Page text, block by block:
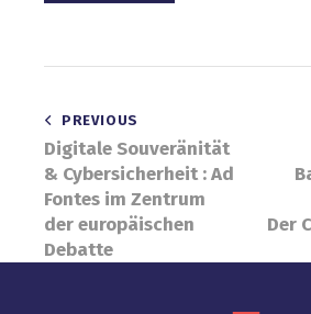
Beitragsnavigation
PREVIOUS
Digitale Souveränität
& Cybersicherheit : Ad
Fontes im Zentrum
der europäischen
Debatte
Der